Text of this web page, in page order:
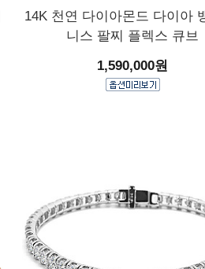
14K 천연 다이아몬드 다이아
니스 팔찌 플렉스 큐브
1,590,000원